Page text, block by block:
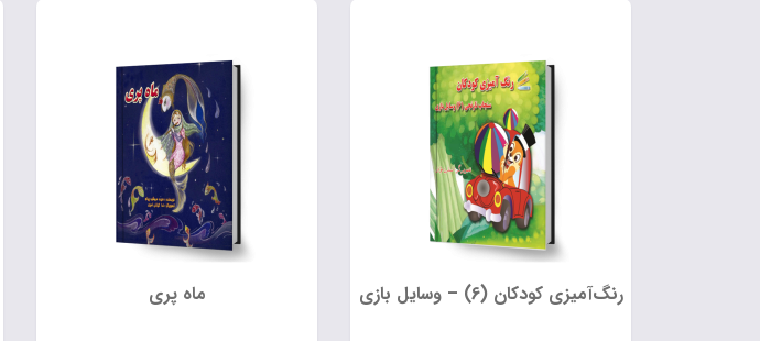
رنگ‌آمیزی کودکان (6) – وسایل بازی ماه پری